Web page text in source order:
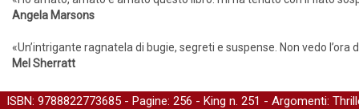
Angela Marsons
«Un’intrigante ragnatela di bugie, segreti e suspense. Non vedo l’ora
Mel Sherratt
ISBN: 9788822773685 - Pagine: 256 - King n. 251 - Argomenti: